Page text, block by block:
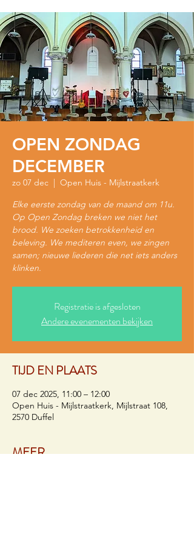
OPEN ZONDAG
DECEMBER
zo 07 dec
  |
Open Huis - Mijlstraatkerk
Elke eerste zondag van de maand om 11u.
Op Open Zondag breken we niet het
brood. We zoeken betrokkenheid en
beleving. We mediteren even, we zingen
samen; nieuwe liederen die net iets anders
klinken.
Registratie is afgesloten
Andere evenementen bekijken
TIJD EN PLAATS
07 dec 2025, 11:00 – 12:00
Open Huis - Mijlstraatkerk, Mijlstraat 108,
2570 Duffel
MEER